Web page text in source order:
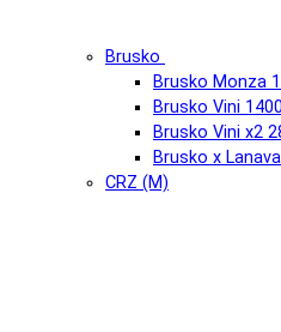
Brusko
Brusko Monza
Brusko Vini
Brusko Vini x2
Brusko x
CRZ (М)